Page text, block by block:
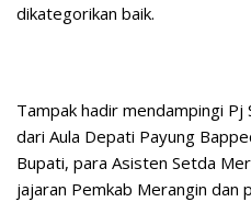
dikategorikan baik.
Tampak hadir mendampingi
dari Aula Depati Payung
Bupati, para Asisten Setda
jajaran Pemkab Merangin dan